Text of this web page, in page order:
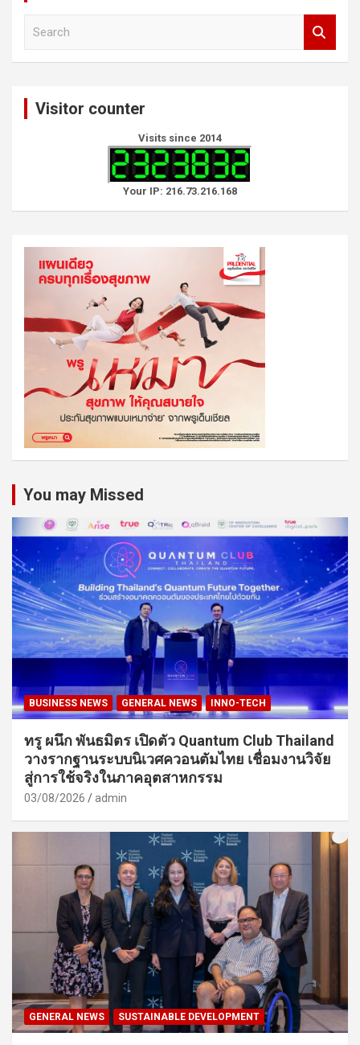
Visitor counter
Visits since 2014
Your IP: 216.73.216.168
You may Missed
BUSINESS NEWS GENERAL NEWS INNO-TECH
ทรู ผนึก พันธมิตร เปิดตัว Quantum Club Thailand
วางรากฐานระบบนิเวศควอนตัมไทย เชื่อมงานวิจัย
สู่การใช้จริงในภาคอุตสาหกรรม
03/08/2026 admin
GENERAL NEWS SUSTAINABLE DEVELOPMENT